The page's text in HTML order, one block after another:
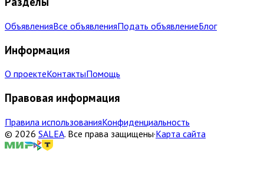
ОбъявленияВсе объявленияПодать объявлениеБлог
Информация
О проектеКонтактыПомощь
Правовая информация
Правила использованияКонфиденциальность
© 2026 SALEA. Все права защищены·Карта сайта